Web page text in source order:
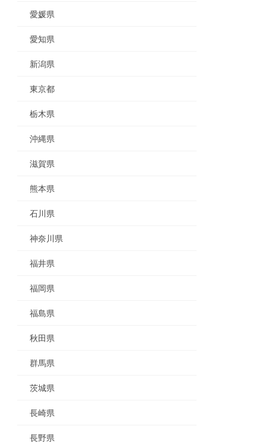
愛媛県
愛知県
新潟県
東京都
栃木県
沖縄県
滋賀県
熊本県
石川県
神奈川県
福井県
福岡県
福島県
秋田県
群馬県
茨城県
長崎県
長野県